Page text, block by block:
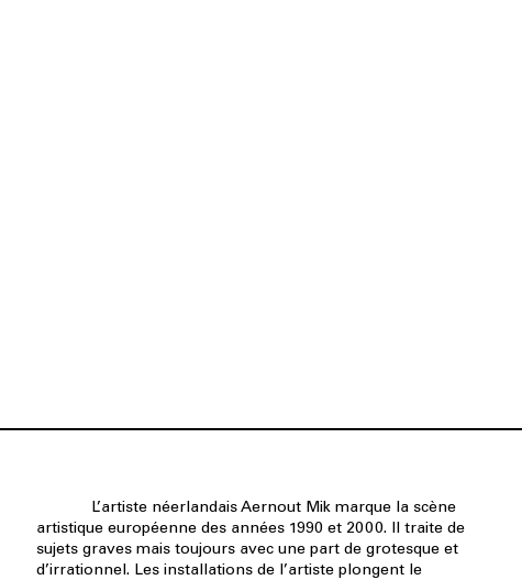
L’artiste néerlandais Aernout Mik marque la scène
artistique européenne des années 1990 et 2000. Il traite de
sujets graves mais toujours avec une part de grotesque et
d’irrationnel. Les installations de l’artiste plongent le